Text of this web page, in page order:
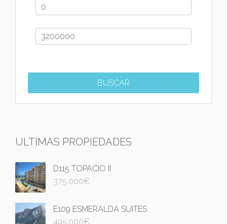
ULTIMAS PROPIEDADES
D115 TOPACIO II
375.000€
E109 ESMERALDA SUITES
495.000€